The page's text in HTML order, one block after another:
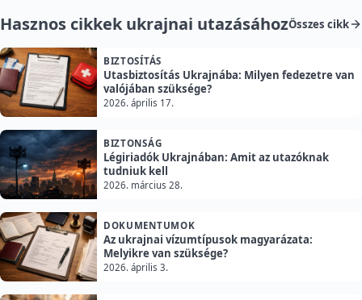
Hasznos cikkek ukrajnai utazásáhozÖsszes cikk
BIZTOSÍTÁS
Utasbiztosítás Ukrajnába: Milyen fedezetre van
valójában szüksége?
2026. április 17.
BIZTONSÁG
Légiriadók Ukrajnában: Amit az utazóknak
tudniuk kell
2026. március 28.
DOKUMENTUMOK
Az ukrajnai vízumtípusok magyarázata:
Melyikre van szüksége?
2026. április 3.